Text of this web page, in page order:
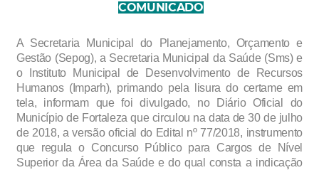
COMUNICADO
A Secretaria Municipal do Planejamento, Orçamento e
Gestão (Sepog), a Secretaria Municipal da Saúde (Sms) e
o Instituto Municipal de Desenvolvimento de Recursos
Humanos (Imparh), primando pela lisura do certame em
tela, informam que foi divulgado, no Diário Oficial do
Município de Fortaleza que circulou na data de 30 de julho
de 2018, a versão oficial do Edital nº 77/2018, instrumento
que regula o Concurso Público para Cargos de Nível
Superior da Área da Saúde e do qual consta a indicação